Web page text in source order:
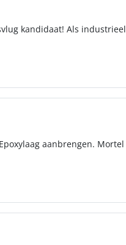
kandidaat! Als industrieel
aanbrengen. Mortel